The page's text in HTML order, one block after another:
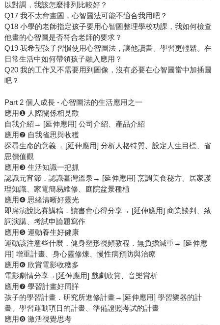
以對調，我該怎麼排列比較好？
Q17 我不太會畫圖，心智圖法可能不適合我用吧？
Q18 小學的老師指定孩子要用心智圖整理學校功課，我如何檢查
他畫的心智圖是否符合老師的要求？
Q19 我希望孩子習慣使用心智圖法，讓他讀書、學習更輕鬆。在
日常生活中如何帶領孩子融入應用？
Q20 我的工作又不需要用到圖像，沒有必要在心智圖當中加插圖
吧？
Part 2 個人成長 - 心智圖法的生活應用之一
應用❶ 人際關係相見歡
自我介紹→ [延伸應用] 公司介紹、產品介紹
應用❷ 自我省思與收穫
探尋生命的意義→ [延伸應用] 分析人格特質、設定人生目標、省
思價值觀
應用❸ 生活知識一把抓
認識元宵節．認識臺灣溫泉→ [延伸應用] 烹調美食秘方、居家護
理知識、家電簡易維修、庭院盆景種植
應用❹ 思緒清晰好靈光
即席演說比賽講稿．讀書會心得分享→ [延伸應用] 商業談判、致
詞演講、考試申論題寫作
應用❺ 運動養生好健康
運動該注意些什麼．健身塑形視頻教程．無負擔減重→ [延伸應
用] 增重計畫、身心靈修煉、慢性病預防與治療
應用❻ 欣賞電影收穫多
電影劇情分享→[延伸應用] 戲劇欣賞、音樂賞析
應用❼ 學習計畫好周詳
孩子的學習計畫．研究所進修計畫→[延伸應用] 學習樂器的計
畫、學習運動項目的計畫、準備證照考試的計畫
應用❽ 激活視覺思考